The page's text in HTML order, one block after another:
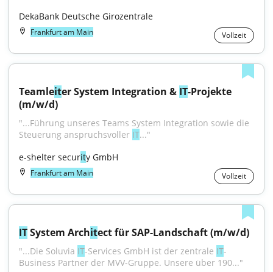
DekaBank Deutsche Girozentrale
Frankfurt am Main Vollzeit
Teamleiter System Integration & IT-Projekte
(m/w/d)
"...Führung unseres Teams System Integration sowie die
Steuerung anspruchsvoller IT..."
e-shelter security GmbH
Frankfurt am Main Vollzeit
IT System Architect für SAP-Landschaft (m/w/d)
"...Die Soluvia IT-Services GmbH ist der zentrale IT-
Business Partner der MVV-Gruppe. Unsere über 190..."